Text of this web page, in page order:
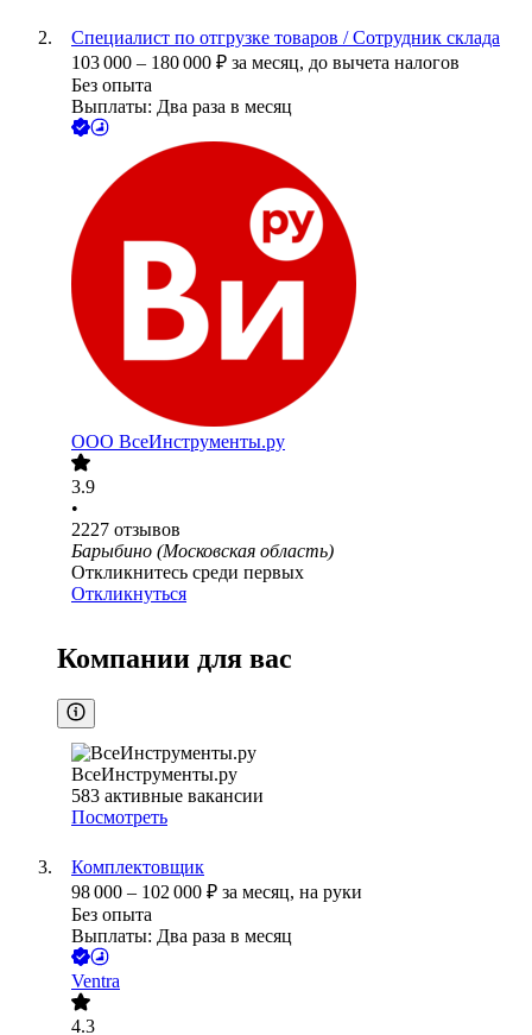
Специалист по отгрузке товаров / Сотрудник склада
103 000 – 180 000 ₽ за месяц, до вычета налогов
Без опыта
Выплаты: Два раза в месяц
ООО ВсеИнструменты.ру
3.9
•
2227 отзывов
Барыбино (Московская область)
Откликнитесь среди первых
Откликнуться
Компании для вас
ВсеИнструменты.ру
583 активные вакансии
Посмотреть
Комплектовщик
98 000 – 102 000 ₽ за месяц, на руки
Без опыта
Выплаты: Два раза в месяц
Ventra
4.3